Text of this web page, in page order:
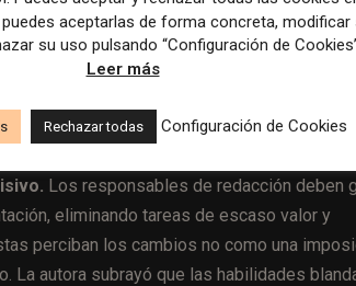
la IA obliga a los medios a proteger su
Los responsables de redacción deben
eliminando tareas de escaso valor y
perciban los cambios no como una
La autora subrayó que las habilidades
aceptarlas de forma concreta, modificar
su uso pulsando “Configuración de
Leer más
Rechazar todas Configuración de Cookies